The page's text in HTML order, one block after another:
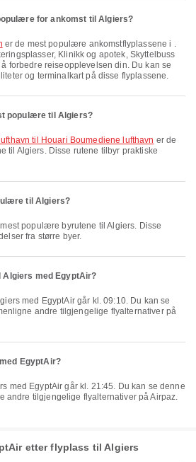
for ankomst til Algiers?
er de mest populære ankomstflyplassene i .
Klinikk og apotek, Skyttelbuss
forbedre reiseopplevelsen din. Du kan se
og terminalkart på disse flyplassene.
populære til Algiers?
til Houari Boumediene lufthavn er de
til Algiers. Disse rutene tilbyr praktiske
til Algiers?
populære byrutene til Algiers. Disse
fra større byer.
Algiers med EgyptAir?
andre tilgjengelige flyalternativer på
EgyptAir?
andre tilgjengelige flyalternativer på Airpaz.
etter flyplass til Algiers